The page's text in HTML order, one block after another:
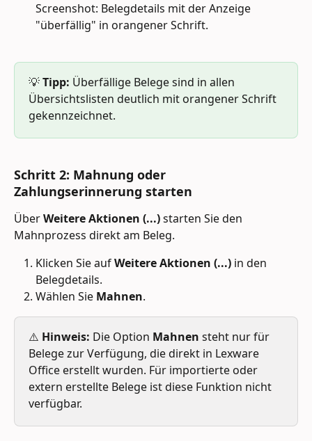
Screenshot: Belegdetails mit der Anzeige
"überfällig" in orangener Schrift.
💡 Tipp: Überfällige Belege sind in allen
Übersichtslisten deutlich mit orangener Schrift
gekennzeichnet.
Schritt 2: Mahnung oder
Zahlungserinnerung starten
Über Weitere Aktionen (...) starten Sie den
Mahnprozess direkt am Beleg.
Klicken Sie auf Weitere Aktionen (...) in den
Belegdetails.
Wählen Sie Mahnen.
⚠️ Hinweis: Die Option Mahnen steht nur für
Belege zur Verfügung, die direkt in Lexware
Office erstellt wurden. Für importierte oder
extern erstellte Belege ist diese Funktion nicht
verfügbar.